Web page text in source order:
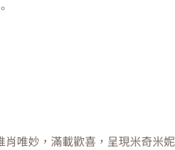
唯妙，滿載歡喜，呈現米奇米妮